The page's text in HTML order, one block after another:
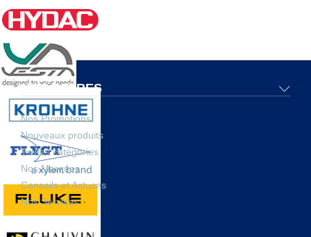
NOS OFFRES
Nos Promotions
Nouveaux produits
Toutes catégories
Nos Marques
Conseils et Astuces
Nos Services